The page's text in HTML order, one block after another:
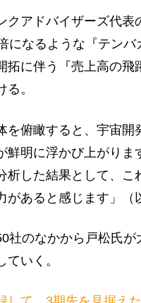
アドバイザーズ代表
になるような『テン
拓に伴う『売上高の
。
を俯瞰すると、宇宙
鮮明に浮かび上がり
析した結果として、
があると感じます」（
社のなかから戸松氏が
ていく。